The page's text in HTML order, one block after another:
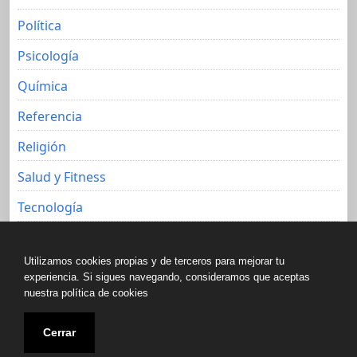
Política
Psicología
Química
Referencia
Religión
Salud y Fitness
Tecnología
Utilizamos cookies propias y de terceros para mejorar tu
experiencia. Si sigues navegando, consideramos que aceptas
nuestra política de cookies
Cerrar